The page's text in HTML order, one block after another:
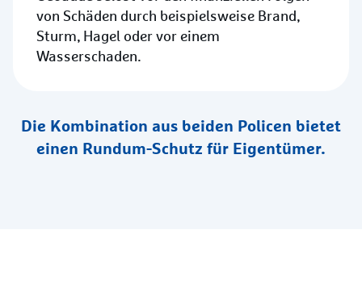
von Schäden durch beispielsweise Brand,
Sturm, Hagel oder vor einem
Wasserschaden.
Die Kombination aus beiden Policen bietet
einen Rundum-Schutz für Eigentümer.